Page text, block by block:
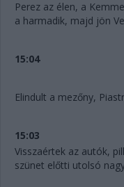
Perez az élen, a
a harmadik, majd jön
15:04
Elindult a mezőny,
15:03
Visszaértek az autók,
szünet előtti utolsó